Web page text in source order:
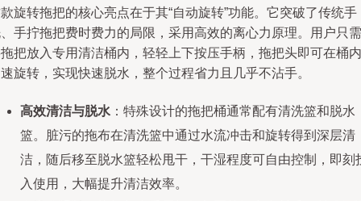
旋转拖把的核心亮点在于其“自动旋转”功能。它突破了传统手
手拧拖把费时费力的局限，采用高效的离心力原理。用户只需
把放入专用清洁桶内，轻轻上下按压手柄，拖把头即可在桶内
旋转，实现快速脱水，整个过程省力且几乎不沾手。
高效清洁与脱水 ：特殊设计的拖把桶通常配有清洗篮和脱水
篮。脏污的拖布在清洗篮中通过水流冲击和旋转得到深层清
洁，随后移至脱水篮轻松甩干，干湿程度可自由控制，即刻
入使用，大幅提升清洁效率。